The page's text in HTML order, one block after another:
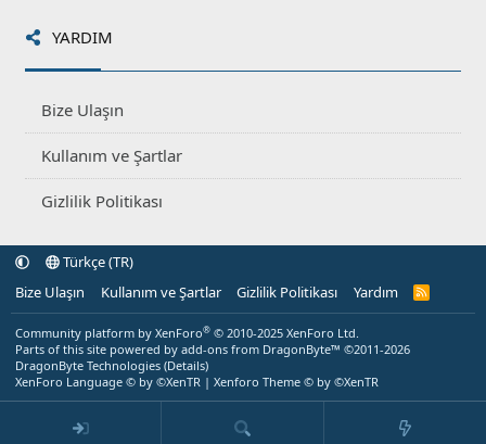
YARDIM
Bize Ulaşın
Kullanım ve Şartlar
Gizlilik Politikası
Türkçe (TR)
Bize Ulaşın
Kullanım ve Şartlar Gizlilik Politikası Yardım
R
Community platform by XenForo® © 2010-2025 XenForo Ltd.
Parts of this site powered by add-ons from DragonByte™ ©2011-2026
DragonByte Technologies (Details)
XenForo Language © by ©XenTR | Xenforo Theme © by ©XenTR